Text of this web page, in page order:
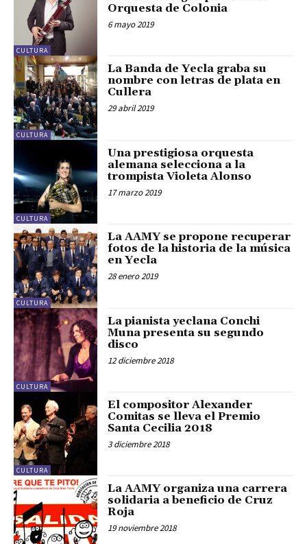
CULTURA
Orquesta de Colonia
6 mayo 2019
CULTURA
La Banda de Yecla graba su
nombre con letras de plata en
Cullera
29 abril 2019
CULTURA
Una prestigiosa orquesta
alemana selecciona a la
trompista Violeta Alonso
17 marzo 2019
CULTURA
La AAMY se propone recuperar
fotos de la historia de la música
en Yecla
28 enero 2019
CULTURA
La pianista yeclana Conchi
Muna presenta su segundo
disco
12 diciembre 2018
CULTURA
El compositor Alexander
Comitas se lleva el Premio
Santa Cecilia 2018
3 diciembre 2018
La AAMY organiza una carrera
solidaria a beneficio de Cruz
Roja
19 noviembre 2018